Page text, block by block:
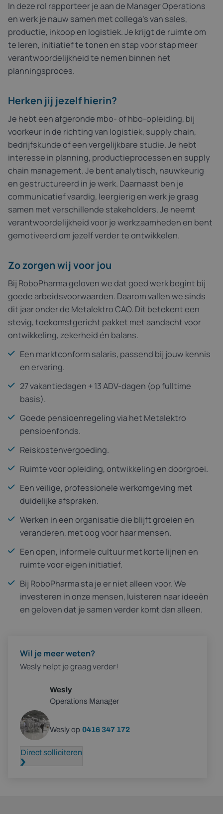
In deze rol rapporteer je aan de Manager Operations
en werk je nauw samen met collega's van sales,
productie, inkoop en logistiek. Je krijgt de ruimte om
te leren, initiatief te tonen en stap voor stap meer
verantwoordelijkheid te nemen binnen het
planningsproces.
Herken jij jezelf hierin?
Je hebt een afgeronde mbo- of hbo-opleiding, bij
voorkeur in de richting van logistiek, supply chain,
bedrijfskunde of een vergelijkbare studie. Je hebt
interesse in planning, productieprocessen en supply
chain management. Je bent analytisch, nauwkeurig
en gestructureerd in je werk. Daarnaast ben je
communicatief vaardig, leergierig en werk je graag
samen met verschillende stakeholders. Je neemt
verantwoordelijkheid voor je werkzaamheden en bent
gemotiveerd om jezelf verder te ontwikkelen.
Zo zorgen wij voor jou
Bij RoboPharma geloven we dat goed werk begint bij
goede arbeidsvoorwaarden. Daarom vallen we sinds
dit jaar onder de Metalektro CAO. Dit betekent een
stevig, toekomstgericht pakket met aandacht voor
ontwikkeling, zekerheid én balans.
Een marktconform salaris, passend bij jouw kennis
en ervaring.
27 vakantiedagen + 13 ADV-dagen (op fulltime
basis).
Goede pensioenregeling via het Metalektro
pensioenfonds.
Reiskostenvergoeding.
Ruimte voor opleiding, ontwikkeling en doorgroei.
Een veilige, professionele werkomgeving met
duidelijke afspraken.
Werken in een organisatie die blijft groeien en
veranderen, met oog voor haar mensen.
Een open, informele cultuur met korte lijnen en
ruimte voor eigen initiatief.
Bij RoboPharma sta je er niet alleen voor. We
investeren in onze mensen, luisteren naar ideeën
en geloven dat je samen verder komt dan alleen.
Wil je meer weten?
Wesly helpt je graag verder!
Wesly
Operations Manager
Bel Wesly op 0416 347 172
Direct solliciteren